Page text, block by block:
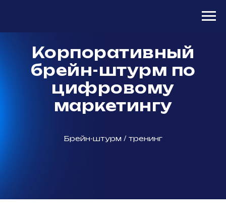
Корпоративный
брейн-штурм по
цифровому
маркетингу
Брейн-штурм / тренинг